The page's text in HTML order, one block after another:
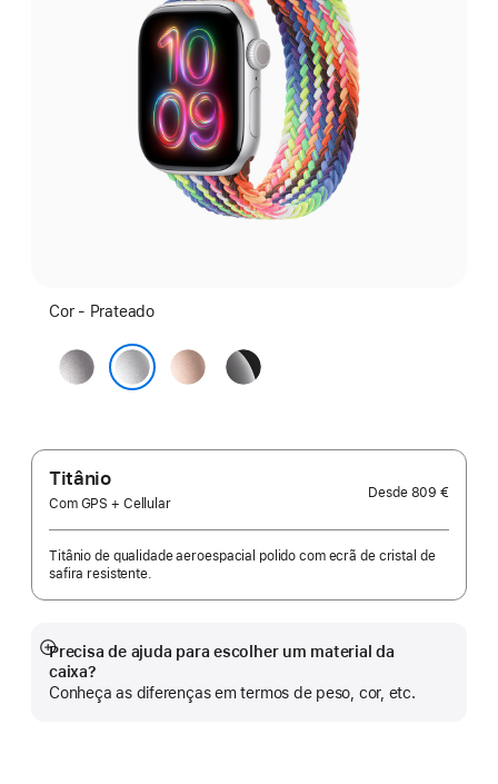
Cor - Prateado
Cinzento
sideral
Rosa‑douradoPreto brilhante
Titânio
Com GPS + Cellular
Desde 809 €
Titânio de qualidade aeroespacial polido com ecrã de cristal de
safira resistente.
Precisa de ajuda para escolher um material da
caixa?
Conheça as diferenças em termos de peso, cor, etc.
Veja
mais